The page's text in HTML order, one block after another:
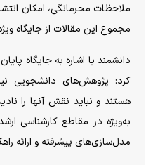
ملاحظات محرمانگی، امکان
مجموع این مقالات از جایگاه
دانشمند با اشاره به جایگاه
کرد: پژوهش‌های دانشجویی
هستند و نباید نقش آنها را
به‌ویژه در مقاطع کارشناسی
مدل‌سازی‌های پیشرفته و ارائه